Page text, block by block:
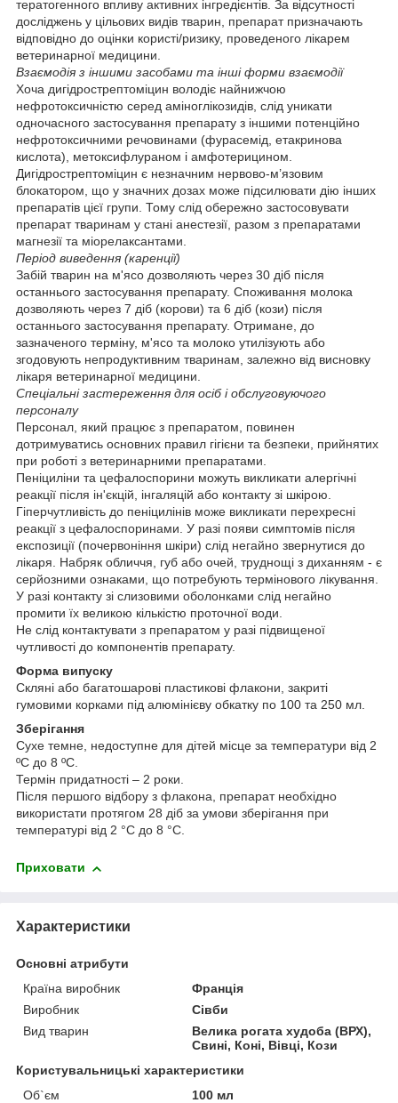
тератогенного впливу активних інгредієнтів. За відсутності
досліджень у цільових видів тварин, препарат призначають
відповідно до оцінки користі/ризику, проведеного лікарем
ветеринарної медицини.
Взаємодія з іншими засобами та інші форми взаємодії
Хоча дигідрострептоміцин володіє найнижчою
нефротоксичністю серед аміноглікозидів, слід уникати
одночасного застосування препарату з іншими потенційно
нефротоксичними речовинами (фурасемід, етакринова
кислота), метоксифлураном і амфотерицином.
Дигідрострептоміцин є незначним нервово-м’язовим
блокатором, що у значних дозах може підсилювати дію інших
препаратів цієї групи. Тому слід обережно застосовувати
препарат тваринам у стані анестезії, разом з препаратами
магнезії та міорелаксантами.
Період виведення (каренції)
Забій тварин на м'ясо дозволяють через 30 діб після
останнього застосування препарату. Споживання молока
дозволяють через 7 діб (корови) та 6 діб (кози) після
останнього застосування препарату. Отримане, до
зазначеного терміну, м'ясо та молоко утилізують або
згодовують непродуктивним тваринам, залежно від висновку
лікаря ветеринарної медицини.
Спеціальні застереження для осіб і обслуговуючого
персоналу
Персонал, який працює з препаратом, повинен
дотримуватись основних правил гігієни та безпеки, прийнятих
при роботі з ветеринарними препаратами.
Пеніциліни та цефалоспорини можуть викликати алергічні
реакції після ін'єкцій, інгаляцій або контакту зі шкірою.
Гіперчутливість до пеніцилінів може викликати перехресні
реакції з цефалоспоринами. У разі появи симптомів після
експозиції (почервоніння шкіри) слід негайно звернутися до
лікаря. Набряк обличчя, губ або очей, труднощі з диханням - є
серйозними ознаками, що потребують термінового лікування.
У разі контакту зі слизовими оболонками слід негайно
промити їх великою кількістю проточної води.
Не слід контактувати з препаратом у разі підвищеної
чутливості до компонентів препарату.
Форма випуску
Скляні або багатошарові пластикові флакони, закриті
гумовими корками під алюмінієву обкатку по 100 та 250 мл.
Зберігання
Сухе темне, недоступне для дітей місце за температури від 2
ºС до 8 ºС.
Термін придатності – 2 роки.
Після першого відбору з флакона, препарат необхідно
використати протягом 28 діб за умови зберігання при
температурі від 2 °С до 8 °С.
Приховати
Характеристики
Основні атрибути
Країна виробник
Франція
Виробник
Сівби
Вид тварин
Велика рогата худоба (ВРХ),
Свині, Коні, Вівці, Кози
Користувальницькі характеристики
Об`єм
100 мл